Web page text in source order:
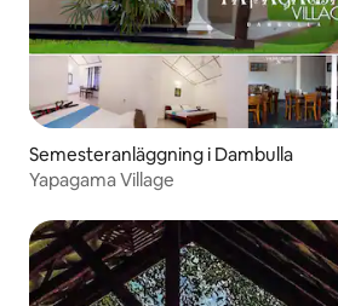
Semesteranläggning i Dambulla
Yapagama Village